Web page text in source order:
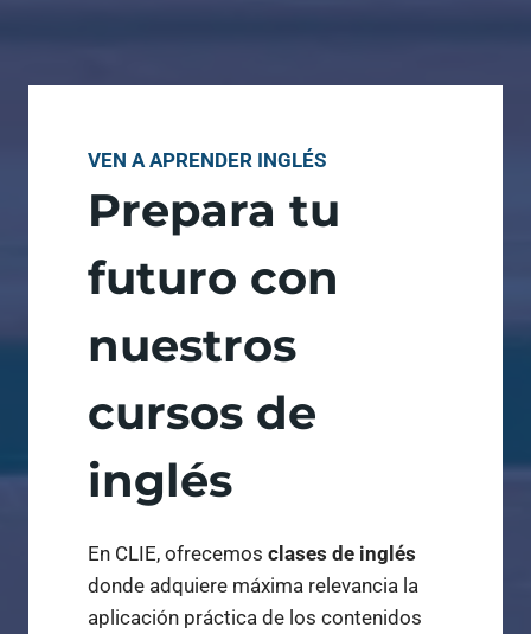
VEN A APRENDER INGLÉS
Prepara tu
futuro con
nuestros
cursos de
inglés
En CLIE, ofrecemos clases de inglés
donde adquiere máxima relevancia la
aplicación práctica de los contenidos